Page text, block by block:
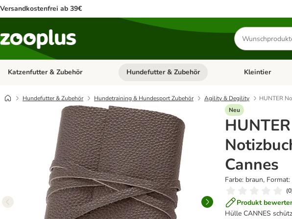
Versandkostenfrei ab 39€
Produkte
suchen
Katzenfutter & Zubehör Kategorie-Menü öffnen: Katzenfutter & Zubehör
Hundefutter & Zubehör Kategorie-Menü
Kleintier
Hundefutter & Zubehör Hundetraining & Hundesport Zubehör Agility & Degility
HUNTER
Neu
HUNTER
Cannes
Farbe: braun,
(0
Produkt
Hülle CANNES